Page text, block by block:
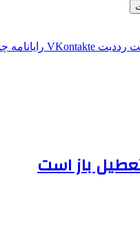
‫رددیت ‫VKontakte رایانامه
باز است